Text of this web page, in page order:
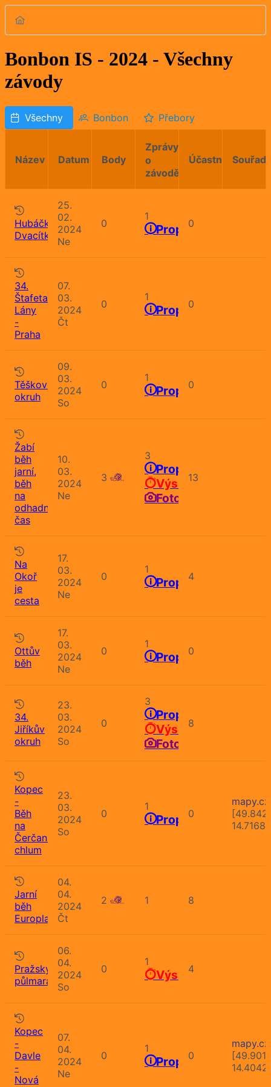
Bonbon IS - 2024 - Všechny
závody
Všechny Bonbon Přebory
Název Datum Body
Zprávy
o
závodě
Účastníků
Hubáčkova
Dvacítka
25.
02.
2024
Ne
0
1
Propozice
0
34.
Štafeta
Lány
-
Praha
07.
03.
2024
Čt
0
1
Propozice
0
Těškovský
okruh
09.
03.
2024
So
0
1
Propozice
0
Žabí
běh
jarní,
běh
na
odhadnutý
čas
10.
03.
2024
Ne
3
3
Propozice
Výsledky
Fotografie
13
Na
Okoř
je
cesta
17.
03.
2024
Ne
0
1
Propozice
4
Ottův
běh
17.
03.
2024
Ne
0
1
Propozice
0
34.
Jiříkův
okruh
23.
03.
2024
So
0
3
Propozice
Výsledky
Fotografie
8
Kopec
-
Běh
na
Čerčanský
chlum
23.
03.
2024
So
0
1
Propozice
0
Jarní
běh
Europlantu
04.
04.
2024
Čt
2 1 8
Pražský
půlmaraton
06.
04.
2024
So
0
1
Výsledky
4
Kopec
-
Davle
-
Nová
07.
04.
2024
Ne
0
1
Propozice
0